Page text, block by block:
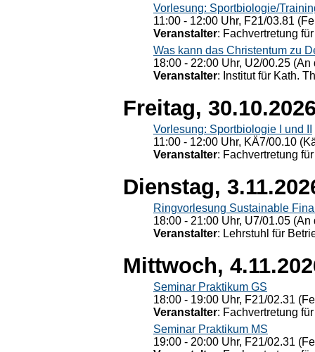
Vorlesung: Sportbiologie/
11:00 - 12:00 Uhr, F21/03.81
Veranstalter: Fachvertretung
Was kann das Christentum zu
18:00 - 22:00 Uhr, U2/00.25
Veranstalter: Institut für Kath.
Freitag,
Vorlesung: Sportbiologie I und II
11:00 - 12:00 Uhr, KÄ7/00.10
Veranstalter: Fachvertretung
Dienstag,
Ringvorlesung Sustainable
18:00 - 21:00 Uhr, U7/01.05
Veranstalter: Lehrstuhl für
Mittwoch,
Seminar Praktikum GS
18:00 - 19:00 Uhr, F21/02.31
Veranstalter: Fachvertretung
Seminar Praktikum MS
19:00 - 20:00 Uhr, F21/02.31